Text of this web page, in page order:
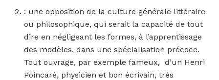
: une opposition de la culture générale littéraire
ou philosophique, qui serait la capacité de tout
dire en négligeant les formes, à l’apprentissage
des modèles, dans une spécialisation précoce.
Tout ouvrage, par exemple fameux, d’un Henri
Poincaré, physicien et bon écrivain, très